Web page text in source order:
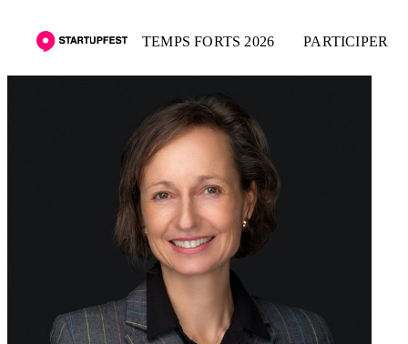
TEMPS FORTS 2026 PARTICIPER